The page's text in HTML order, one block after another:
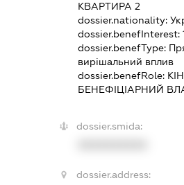
КВАРТИРА 2
dossier.nationality:
dossier.benefInterest:
dossier.benefType:
вирішальний вплив
dossier.benefRole:
БЕНЕФІЦІАРНИЙ
dossier.smida:
dossier.address: